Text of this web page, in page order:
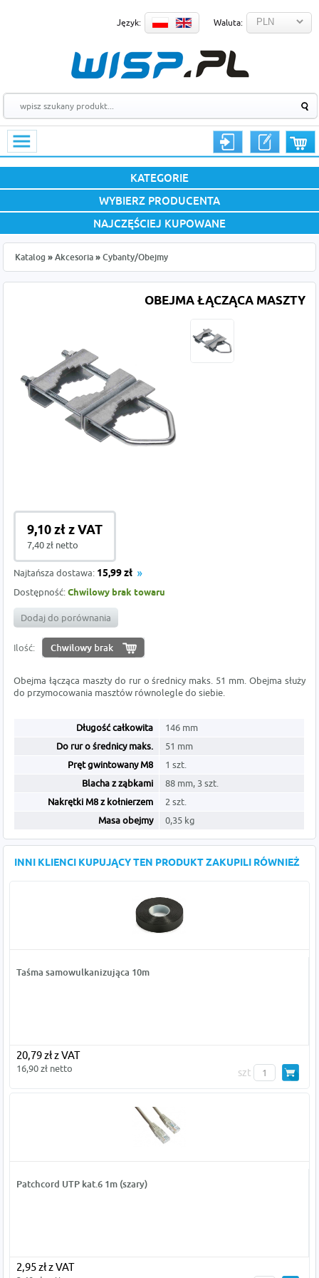
Język: Waluta:
KATEGORIE
WYBIERZ PRODUCENTA
NAJCZĘŚCIEJ KUPOWANE
Katalog » Akcesoria » Cybanty/Obejmy
OBEJMA ŁĄCZĄCA MASZTY
9,10 zł z VAT
7,40 zł netto
Najtańsza dostawa: 15,99 zł
Dostępność:Chwilowy brak towaru
Dodaj do porównania
Ilość:
Obejma łącząca maszty do rur o średnicy maks. 51 mm. Obejma służy
do przymocowania masztów równolegle do siebie.
Długość całkowita
146 mm
Do rur o średnicy maks.
51 mm
Pręt gwintowany M8
1 szt.
Blacha z ząbkami
88 mm, 3 szt.
Nakrętki M8 z kołnierzem
2 szt.
Masa obejmy
0,35 kg
INNI KLIENCI KUPUJĄCY TEN PRODUKT ZAKUPILI RÓWNIEŻ
Taśma samowulkanizująca 10m
20,79 zł z VAT
16,90 zł netto szt
Patchcord UTP kat.6 1m (szary)
2,95 zł z VAT